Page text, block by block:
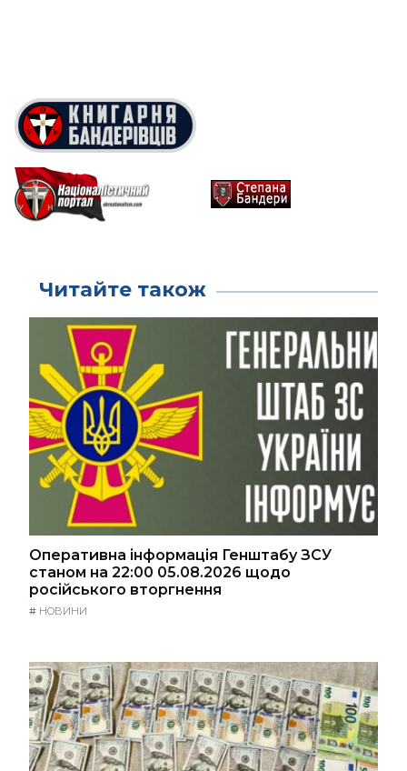
Читайте також
Оперативна інформація Генштабу ЗСУ
станом на 22:00 05.08.2026 щодо
російського вторгнення
# НОВИНИ